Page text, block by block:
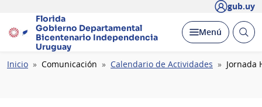
gub.uy
Florida
Gobierno Departamental
Bicentenario Independencia
Uruguay
Desplegar
Menú Abrir
Ruta
Inicio Comunicación Calendario de Actividades Jornada